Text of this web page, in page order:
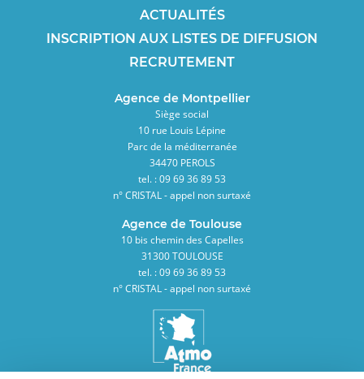
ACTUALITÉS
INSCRIPTION AUX LISTES DE DIFFUSION
RECRUTEMENT
Agence de Montpellier
Siège social
10 rue Louis Lépine
Parc de la méditerranée
34470 PEROLS
tel. : 09 69 36 89 53
n° CRISTAL - appel non surtaxé
Agence de Toulouse
10 bis chemin des Capelles
31300 TOULOUSE
tel. : 09 69 36 89 53
n° CRISTAL - appel non surtaxé